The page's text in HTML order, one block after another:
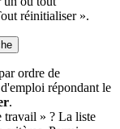
réinitialiser ».
ordre de
répondant le
.
travail » ? La liste